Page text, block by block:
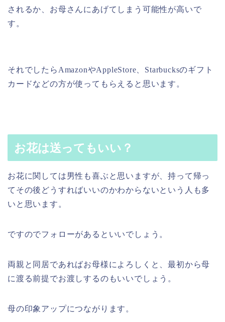
されるか、お母さんにあげてしまう可能性が高いで
す。
それでしたらAmazonやAppleStore、Starbucksのギフト
カードなどの方が使ってもらえると思います。
お花は送ってもいい？
お花に関しては男性も喜ぶと思いますが、持って帰っ
てその後どうすればいいのかわからないという人も多
いと思います。
ですのでフォローがあるといいでしょう。
両親と同居であればお母様によろしくと、最初から母
に渡る前提でお渡しするのもいいでしょう。
母の印象アップにつながります。